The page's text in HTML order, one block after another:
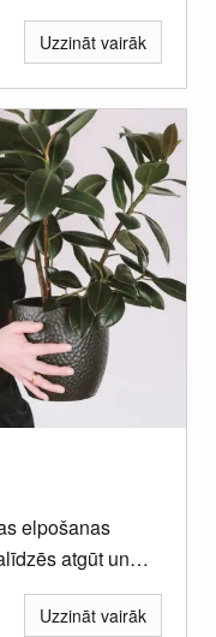
eiro,...
Uzzināt vairāk
elpošanas
atgūt un
un...
Uzzināt vairāk